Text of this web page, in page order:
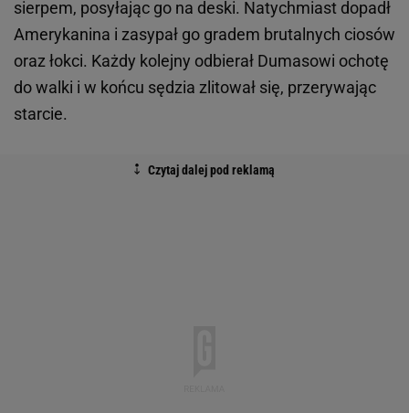
sierpem, posyłając go na deski. Natychmiast dopadł
Amerykanina i zasypał go gradem brutalnych ciosów
oraz łokci. Każdy kolejny odbierał Dumasowi ochotę
do walki i w końcu sędzia zlitował się, przerywając
starcie.